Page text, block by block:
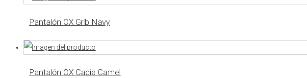
Pantalón OX Grib Navy
Pantalón OX Cadia Camel